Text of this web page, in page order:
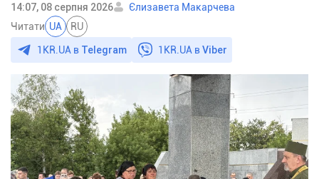
14:07, 08 серпня 2026
Єлизавета Макарчева
Читати UA RU
1KR.UA в Telegram 1KR.UA вViber